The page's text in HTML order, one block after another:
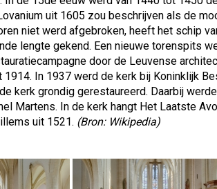
uit 1605 zou beschrijven als de
niet werd afgebroken, heeft het schip
lengte gekend. Een nieuwe torenspits
door de Leuvense
1914. In 1937 werd de kerk bij Koninklijk
kerk grondig gerestaureerd. Daarbij
Martens. In de kerk hangt Het Laatste
uit 1521. (Bron: Wikipedia)